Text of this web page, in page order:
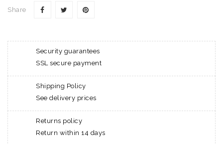
Share
Security guarantees
SSL secure payment
Shipping Policy
See delivery prices
Returns policy
Return within 14 days